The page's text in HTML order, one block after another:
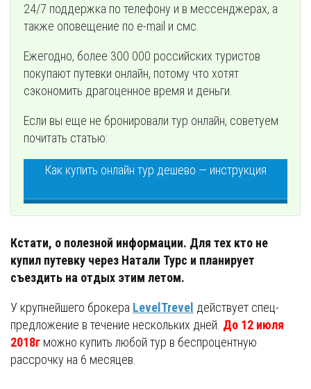
24/7 поддержка по телефону и в мессенджерах, а
также оповещение по e-mail и смс.
Ежегодно, более 300 000 российских туристов
покупают путевки онлайн, потому что хотят
сэкономить драгоценное время и деньги.
Если вы еще не бронировали тур онлайн, советуем
почитать статью:
Как купить онлайн тур дешево — инструкция
Кстати, о полезной информации. Для тех кто не
купил путевку через Натали Турс и планирует
съездить на отдых этим летом.
У крупнейшего брокера LevelTrevel действует спец-
предложение в течение нескольких дней. До 12 июля
2018г можно купить любой тур в беспроцентную
рассрочку на 6 месяцев.